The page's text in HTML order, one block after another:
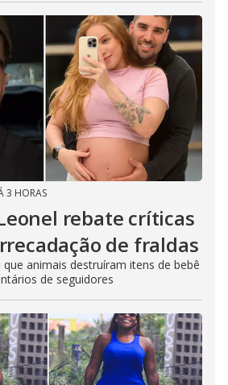
3 HORAS
rebate críticas
de fraldas
animais destruíram itens de bebê
de seguidores